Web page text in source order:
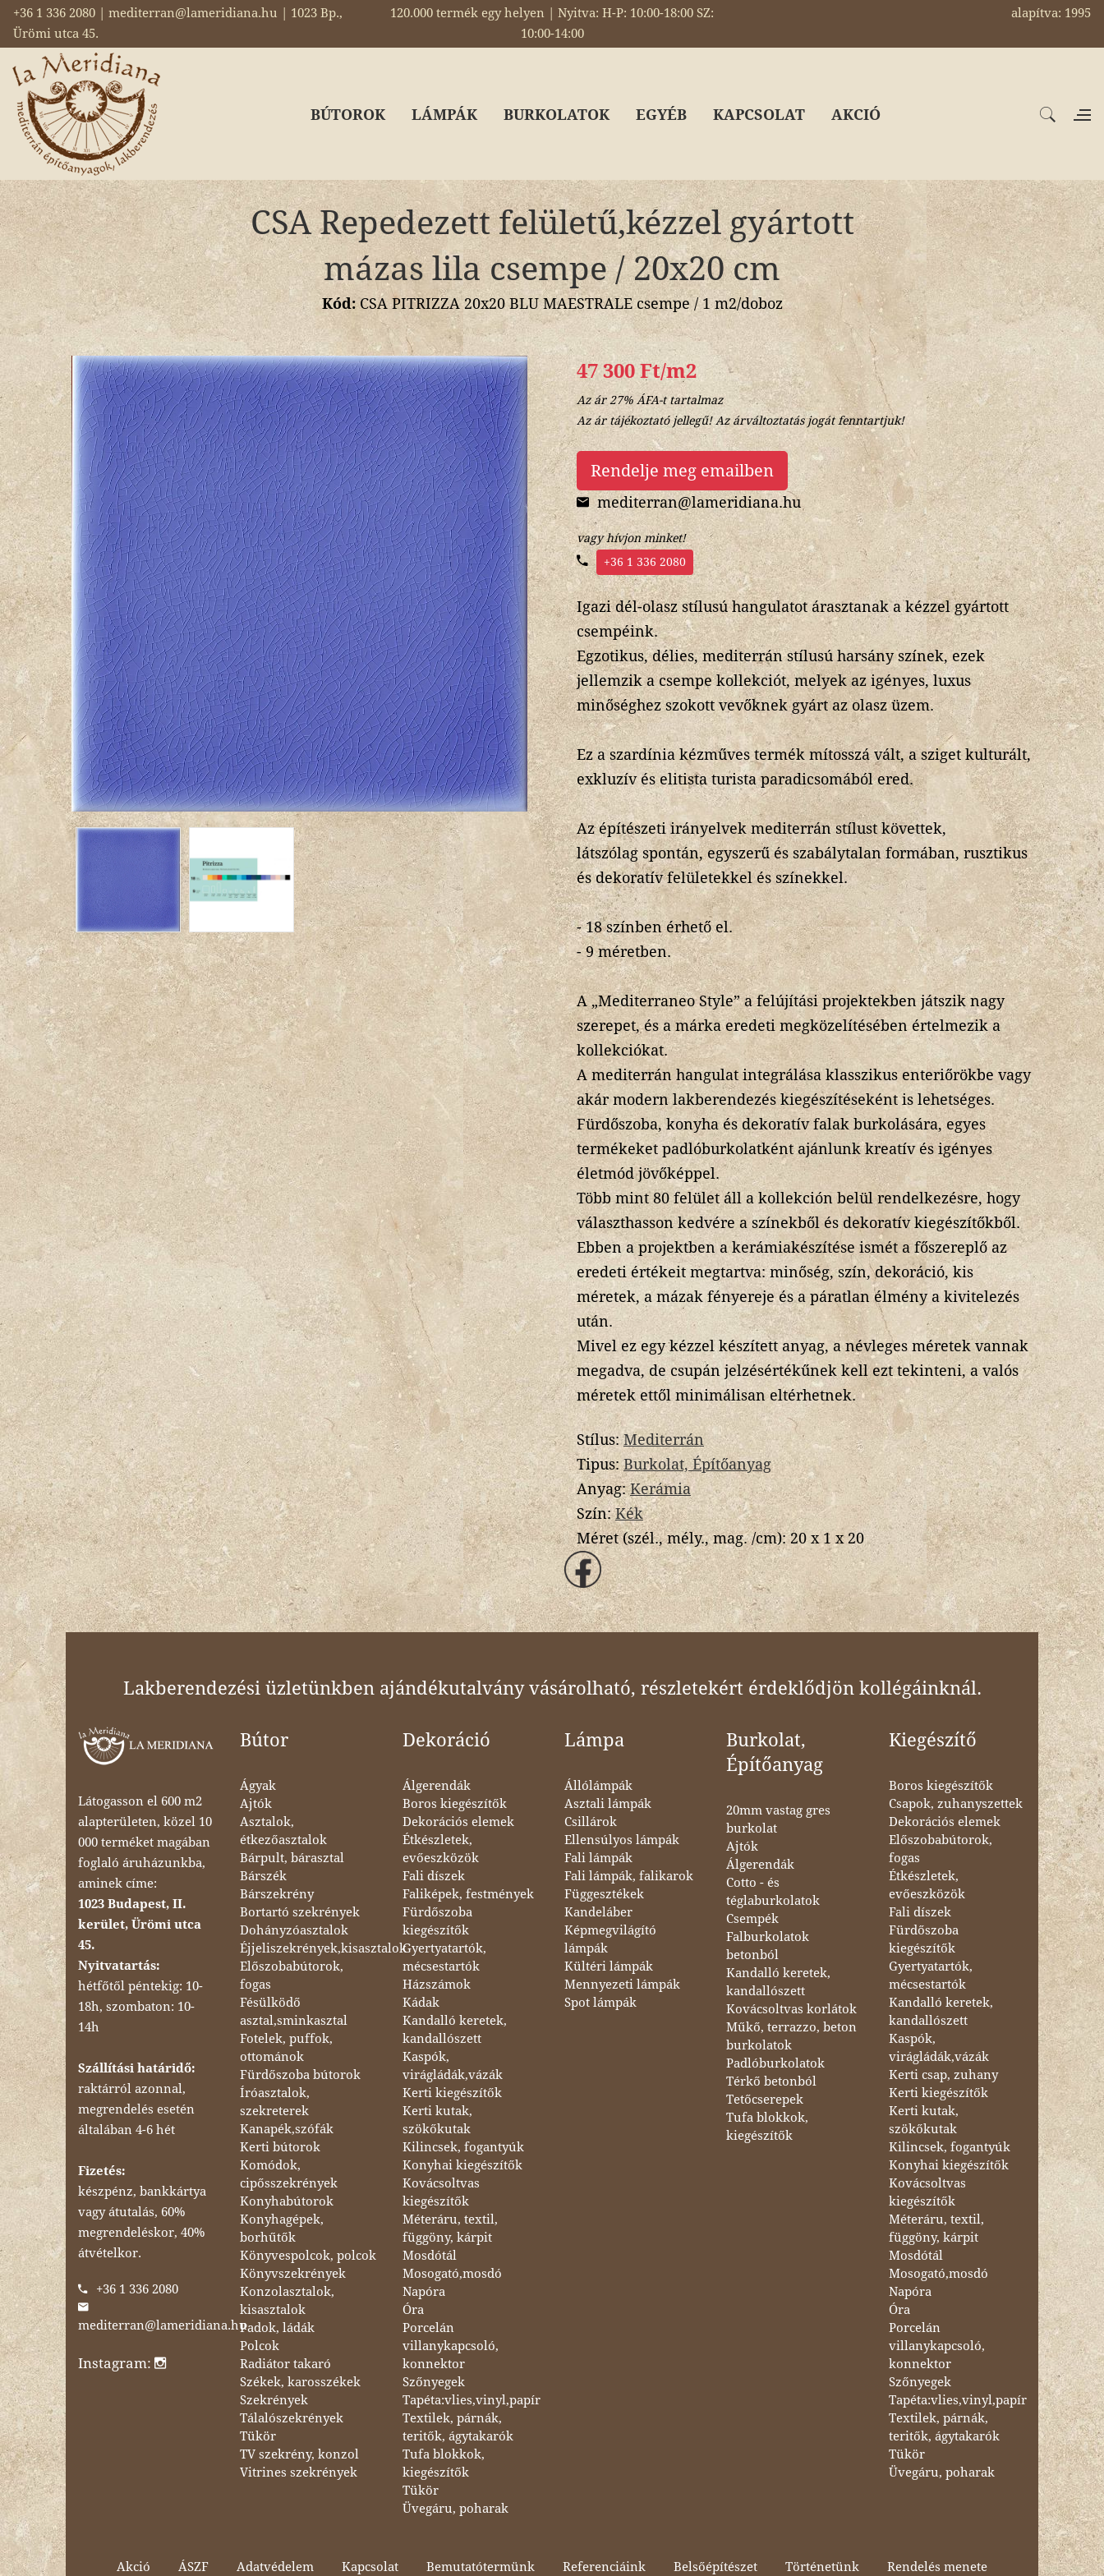
+36 1 336 2080 | mediterran@lameridiana.hu | 1023 Bp.,
Ürömi utca 45.
120.000 termék egy helyen | Nyitva: H-P: 10:00-18:00 SZ:
10:00-14:00
alapítva: 1995
BÚTOROK LÁMPÁK BURKOLATOK EGYÉB KAPCSOLAT AKCIÓ
CSA Repedezett felületű,kézzel gyártott
mázas lila csempe / 20x20 cm
Kód:CSA PITRIZZA 20x20 BLU MAESTRALE csempe / 1 m2/doboz
47 300 Ft/m2
Az ár 27% ÁFA-t tartalmaz
Az ár tájékoztató jellegű! Az árváltoztatás jogát fenntartjuk!
Rendelje meg emailben
mediterran@lameridiana.hu
vagy hívjon minket!
+36 1 336 2080
Igazi dél-olasz stílusú hangulatot árasztanak a kézzel gyártott
csempéink.
Egzotikus, délies, mediterrán stílusú harsány színek, ezek
jellemzik a csempe kollekciót, melyek az igényes, luxus
minőséghez szokott vevőknek gyárt az olasz üzem.
Ez a szardínia kézműves termék mítosszá vált, a sziget kulturált,
exkluzív és elitista turista paradicsomából ered.
Az építészeti irányelvek mediterrán stílust követtek,
látszólag spontán, egyszerű és szabálytalan formában, rusztikus
és dekoratív felületekkel és színekkel.
- 18 színben érhető el.
- 9 méretben.
A „Mediterraneo Style” a felújítási projektekben játszik nagy
szerepet, és a márka eredeti megközelítésében értelmezik a
kollekciókat.
A mediterrán hangulat integrálása klasszikus enteriőrökbe vagy
akár modern lakberendezés kiegészítéseként is lehetséges.
Fürdőszoba, konyha és dekoratív falak burkolására, egyes
termékeket padlóburkolatként ajánlunk kreatív és igényes
életmód jövőképpel.
Több mint 80 felület áll a kollekción belül rendelkezésre, hogy
választhasson kedvére a színekből és dekoratív kiegészítőkből.
Ebben a projektben a kerámiakészítése ismét a főszereplő az
eredeti értékeit megtartva: minőség, szín, dekoráció, kis
méretek, a mázak fényereje és a páratlan élmény a kivitelezés
után.
Mivel ez egy kézzel készített anyag, a névleges méretek vannak
megadva, de csupán jelzésértékűnek kell ezt tekinteni, a valós
méretek ettől minimálisan eltérhetnek.
Stílus:Mediterrán
Tipus:Burkolat, Építőanyag
Anyag:Kerámia
Szín:Kék
Méret (szél., mély., mag. /cm):20 x 1 x 20
Lakberendezési üzletünkben ajándékutalvány vásárolható, részletekért érdeklődjön kollégáinknál.
Látogasson el 600 m2
alapterületen, közel 10
000 terméket magában
foglaló áruházunkba,
aminek címe:
1023 Budapest, II.
kerület, Ürömi utca
45.
Nyitvatartás:
hétfőtől péntekig: 10-
18h, szombaton: 10-
14h
Szállítási határidő:
raktárról azonnal,
megrendelés esetén
általában 4-6 hét
Fizetés:
készpénz, bankkártya
vagy átutalás, 60%
megrendeléskor, 40%
átvételkor.
+36 1 336 2080
mediterran@lameridiana.hu
Instagram:
Bútor
Ágyak
Ajtók
Asztalok,
étkezőasztalok
Bárpult, bárasztal
Bárszék
Bárszekrény
Bortartó szekrények
Dohányzóasztalok
Éjjeliszekrények,kisasztalok
Előszobabútorok,
fogas
Fésülködő
asztal,sminkasztal
Fotelek, puffok,
ottománok
Fürdőszoba bútorok
Íróasztalok,
szekreterek
Kanapék,szófák
Kerti bútorok
Komódok,
cipősszekrények
Konyhabútorok
Konyhagépek,
borhűtők
Könyvespolcok, polcok
Könyvszekrények
Konzolasztalok,
kisasztalok
Padok, ládák
Polcok
Radiátor takaró
Székek, karosszékek
Szekrények
Tálalószekrények
Tükör
TV szekrény, konzol
Vitrines szekrények
Dekoráció
Álgerendák
Boros kiegészítők
Dekorációs elemek
Étkészletek,
evőeszközök
Fali díszek
Faliképek, festmények
Fürdőszoba
kiegészítők
Gyertyatartók,
mécsestartók
Házszámok
Kádak
Kandalló keretek,
kandallószett
Kaspók,
virágládák,vázák
Kerti kiegészítők
Kerti kutak,
szökőkutak
Kilincsek, fogantyúk
Konyhai kiegészítők
Kovácsoltvas
kiegészítők
Méteráru, textil,
függöny, kárpit
Mosdótál
Mosogató,mosdó
Napóra
Óra
Porcelán
villanykapcsoló,
konnektor
Szőnyegek
Tapéta:vlies,vinyl,papír
Textilek, párnák,
teritők, ágytakarók
Tufa blokkok,
kiegészítők
Tükör
Üvegáru, poharak
Lámpa
Állólámpák
Asztali lámpák
Csillárok
Ellensúlyos lámpák
Fali lámpák
Fali lámpák, falikarok
Függesztékek
Kandeláber
Képmegvilágító
lámpák
Kültéri lámpák
Mennyezeti lámpák
Spot lámpák
Burkolat,
Építőanyag
20mm vastag gres
burkolat
Ajtók
Álgerendák
Cotto - és
téglaburkolatok
Csempék
Falburkolatok
betonból
Kandalló keretek,
kandallószett
Kovácsoltvas korlátok
Műkő, terrazzo, beton
burkolatok
Padlóburkolatok
Térkő betonból
Tetőcserepek
Tufa blokkok,
kiegészítők
Kiegészítő
Boros kiegészítők
Csapok, zuhanyszettek
Dekorációs elemek
Előszobabútorok,
fogas
Étkészletek,
evőeszközök
Fali díszek
Fürdőszoba
kiegészítők
Gyertyatartók,
mécsestartók
Kandalló keretek,
kandallószett
Kaspók,
virágládák,vázák
Kerti csap, zuhany
Kerti kiegészítők
Kerti kutak,
szökőkutak
Kilincsek, fogantyúk
Konyhai kiegészítők
Kovácsoltvas
kiegészítők
Méteráru, textil,
függöny, kárpit
Mosdótál
Mosogató,mosdó
Napóra
Óra
Porcelán
villanykapcsoló,
konnektor
Szőnyegek
Tapéta:vlies,vinyl,papír
Textilek, párnák,
teritők, ágytakarók
Tükör
Üvegáru, poharak
Akció ÁSZF Adatvédelem Kapcsolat Bemutatótermünk Referenciáink Belsőépítészet Történetünk Rendelés menete